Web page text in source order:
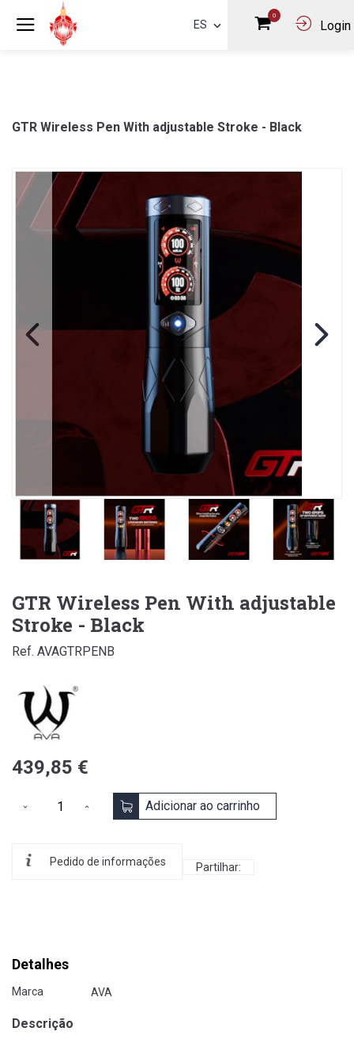
ES
0
Login
GTR Wireless Pen With adjustable Stroke - Black
GTR Wireless Pen With adjustable
Stroke - Black
Ref. AVAGTRPENB
439,85 €
Adicionar ao carrinho
Pedido de informações Partilhar:
Detalhes
Marca AVA
Descrição